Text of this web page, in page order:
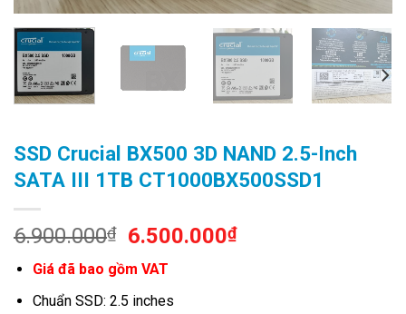
SSD Crucial BX500 3D NAND 2.5-Inch
SATA III 1TB CT1000BX500SSD1
6.900.000₫
Original
price
was:
6.900.000₫.
6.500.000₫Current
Giá đã bao gồm VAT
Chuẩn SSD: 2.5 inches